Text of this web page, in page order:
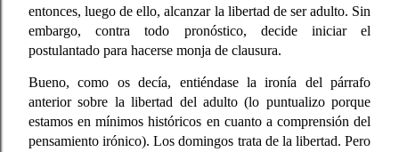
entonces, luego de ello, alcanzar la libertad de ser adulto. Sin
embargo, contra todo pronóstico, decide iniciar el
postulantado para hacerse monja de clausura.
Bueno, como os decía, entiéndase la ironía del párrafo
anterior sobre la libertad del adulto (lo puntualizo porque
estamos en mínimos históricos en cuanto a comprensión del
pensamiento irónico).Los domingos trata de la libertad. Pero